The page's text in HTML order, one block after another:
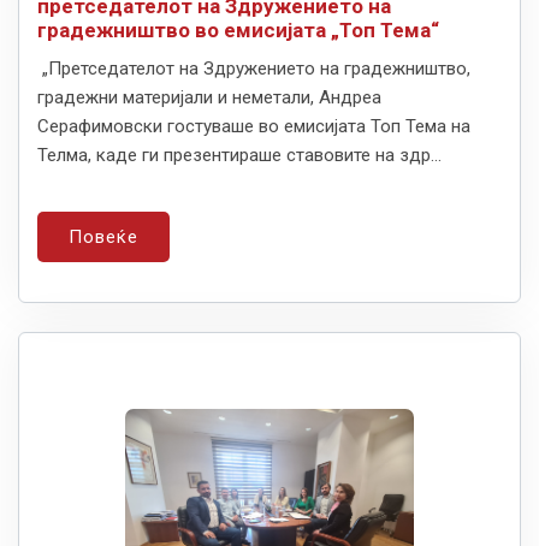
претседателот на Здружението на
градежништво во емисијата „Топ Тема“
„Претседателот на Здружението на градежништво,
градежни материјали и неметали, Андреа
Серафимовски гостуваше во емисијата Топ Тема на
Телма, каде ги презентираше ставовите на здр...
Повеќе